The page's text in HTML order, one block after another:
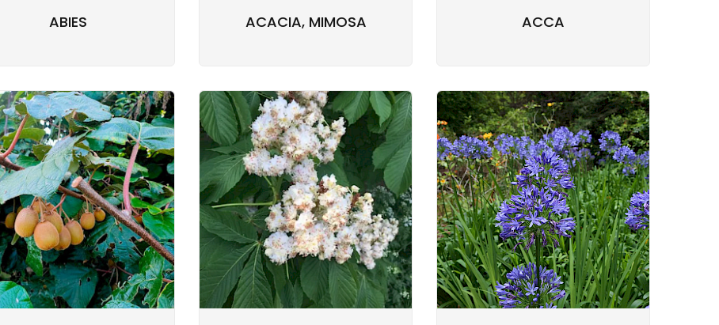
ABIES ACACIA, MIMOSA ACCA